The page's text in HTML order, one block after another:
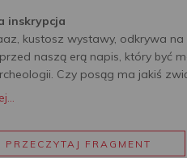
inskrypcja
kustosz wystawy, odkrywa
naszą erą napis, który być
Czy posąg ma jakiś
PRZECZYTAJ FRAGMENT